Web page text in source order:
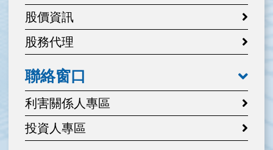
股價資訊
股務代理
聯絡窗口
利害關係人專區
投資人專區